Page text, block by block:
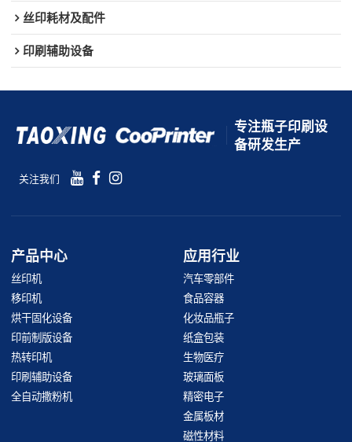
丝印耗材及配件
印刷辅助设备
专注瓶子印刷设
备研发生产
关注我们
产品中心
丝印机
移印机
烘干固化设备
印前制版设备
热转印机
印刷辅助设备
全自动撒粉机
应用行业
汽车零部件
食品容器
化妆品瓶子
纸盒包装
生物医疗
玻璃面板
精密电子
金属板材
磁性材料